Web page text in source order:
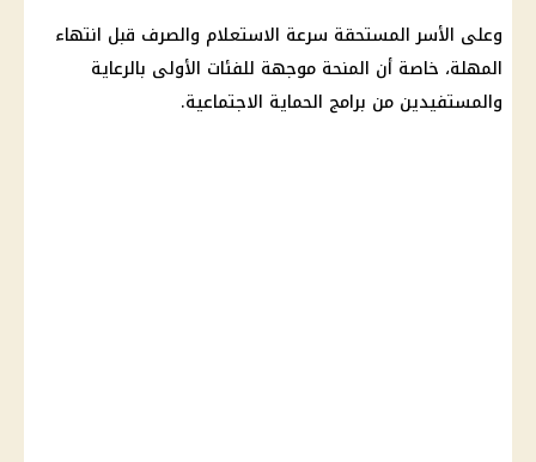
وعلى الأسر المستحقة سرعة الاستعلام والصرف قبل انتهاء
المهلة، خاصة أن المنحة موجهة للفئات الأولى بالرعاية
والمستفيدين من برامج الحماية الاجتماعية.